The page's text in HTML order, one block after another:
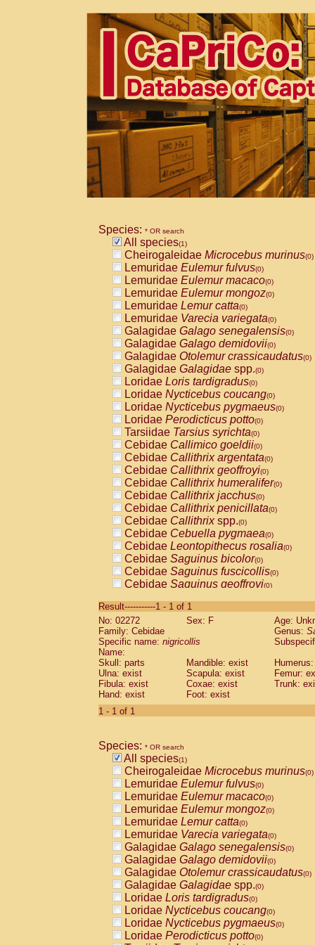
Species: * OR search
All species(1)
Cheirogaleidae Microcebus murinus(0)
Lemuridae Eulemur fulvus(0)
Lemuridae Eulemur macaco(0)
Lemuridae Eulemur mongoz(0)
Lemuridae Lemur catta(0)
Lemuridae Varecia variegata(0)
Galagidae Galago senegalensis(0)
Galagidae Galago demidovii(0)
Galagidae Otolemur crassicaudatus(0)
Galagidae Galagidae spp.(0)
Loridae Loris tardigradus(0)
Loridae Nycticebus coucang(0)
Loridae Nycticebus pygmaeus(0)
Loridae Perodicticus potto(0)
Tarsiidae Tarsius syrichta(0)
Cebidae Callimico goeldii(0)
Cebidae Callithrix argentata(0)
Cebidae Callithrix geoffroyi(0)
Cebidae Callithrix humeralifer(0)
Cebidae Callithrix jacchus(0)
Cebidae Callithrix penicillata(0)
Cebidae Callithrixspp.(0)
Cebidae Cebuella pygmaea(0)
Cebidae Leontopithecus rosalia(0)
Cebidae Saguinus bicolor(0)
Cebidae Saguinus fuscicollis(0)
Cebidae Saguinus geoffroyi(0)
CebidaeSaguinus labiatus(0)
Cebidae Saguinus leucopus (0)
Cebidae
CebidaeSaguinus mystax
Cebidae Saguinus nigricollis (1)
Cebidae Saguinus oedipus
Cebidae Saguinus weddelli
Cebidae Saguinusspp.
Cebidae
CebidaeCebus capucinus
CebidaeCebus nigrivittatus
CebidaeCebus spp.(0)
CebidaeSaimiri boliviensis(0)
CebidaeSaimiri sciureus(0)
AtelidaeAlouatta caraya(0)
AtelidaeAlouatta fusca(0)
AtelidaeAlouatta seniculus(0)
AtelidaeAlouattaspp.(0)
AtelidaeAteles belzebuth(0)
AtelidaeAteles geoffroyi(0)
AtelidaeAteles paniscus(0)
AtelidaeAtelesspp.(0)
AtelidaeLagothrix lagothricha(0)
AtelidaeLagothrix lagothricha cana
PitheciidaeCacajao calvus
Result-----------1 - 1 of 1
No: 02272
Sex: F
Age:
Family: Cebidae
Genus:
Specific name: nigricollis
Name:
Skull: parts
Mandible: exist
Ulna: exist
Scapula: exist
Femur:
Fibula: exist
Coxae: exist
Trunk:
Hand: exist
Foot: exist
1 - 1 of 1
Species: * OR search
All species(1)
Cheirogaleidae Microcebus murinus(0)
Lemuridae Eulemur fulvus(0)
Lemuridae Eulemur macaco(0)
Lemuridae Eulemur mongoz(0)
Lemuridae Lemur catta(0)
Lemuridae Varecia variegata(0)
Galagidae Galago senegalensis(0)
Galagidae Galago demidovii(0)
Galagidae Otolemur crassicaudatus(0)
Galagidae Galagidae spp.(0)
Loridae Loris tardigradus(0)
Loridae Nycticebus coucang(0)
Loridae Nycticebus pygmaeus(0)
Loridae Perodicticus potto(0)